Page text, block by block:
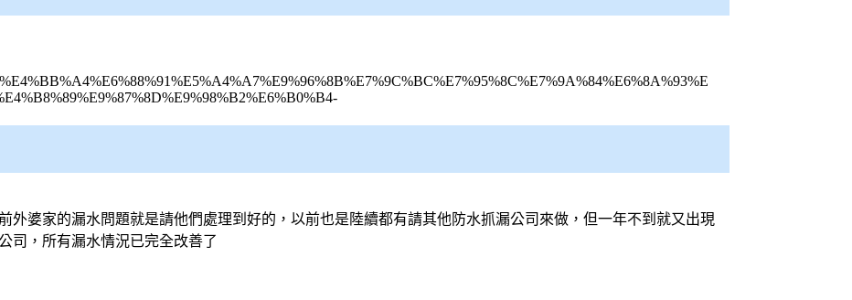
外婆家的漏水問題就是請他們處理到好的，以前也是陸續都有請其他防水抓漏公司來做，但一年不到就又出現
司，所有漏水情況已完全改善了